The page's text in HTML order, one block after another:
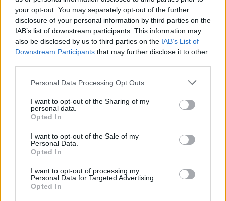
your opt-out. You may separately opt-out of the further
disclosure of your personal information by third parties on the
IAB’s list of downstream participants. This information may
also be disclosed by us to third parties on the IAB’s List of
Downstream Participants that may further disclose it to other
Personal Data Processing Opt Outs
I want to opt-out of the Sharing of my
personal data.
Opted In
I want to opt-out of the Sale of my
Personal Data.
Opted In
I want to opt-out of processing my
Personal Data for Targeted Advertising.
Opted In
aggodalomra nincs ok, folytatódik
a köztisztasági szolgáltatás